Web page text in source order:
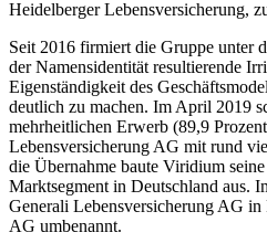
Heidelberger Lebensversicherung,
Seit 2016 firmiert die Gruppe unter
der Namensidentität resultierende
Eigenständigkeit des
deutlich zu machen. Im April 2019
mehrheitlichen Erwerb (89,9
Lebensversicherung AG mit rund
die Übernahme baute Viridium
Marktsegment in Deutschland aus.
Generali Lebensversicherung AG
AG umbenannt.